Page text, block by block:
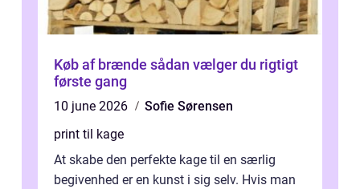
Køb af brænde sådan vælger du rigtigt
første gang
10 june 2026
Sofie Sørensen
print til kage
At skabe den perfekte kage til en særlig
begivenhed er en kunst i sig selv. Hvis man